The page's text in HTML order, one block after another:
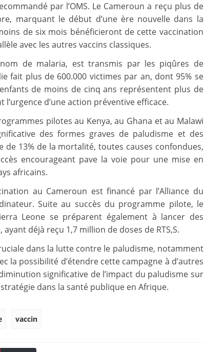
par l’OMS. Le Cameroun a reçu plus de
marquant le début d’une ère nouvelle dans la
de six mois bénéficieront de cette vaccination
avec les autres vaccins classiques.
de malaria, est transmis par les piqûres de
fait plus de 600.000 victimes par an, dont 95% se
de moins de cinq ans représentent plus de
d’une action préventive efficace.
pilotes au Kenya, au Ghana et au Malawi
des formes graves de paludisme et des
de 13% de la mortalité, toutes causes confondues,
encourageant pave la voie pour une mise en
africains.
au Cameroun est financé par l’Alliance du
Suite au succès du programme pilote, le
Leone se préparent également à lancer des
déjà reçu 1,7 million de doses de RTS,S.
dans la lutte contre le paludisme, notamment
la possibilité d’étendre cette campagne à d’autres
significative de l’impact du paludisme sur
dans la santé publique en Afrique.
vaccin